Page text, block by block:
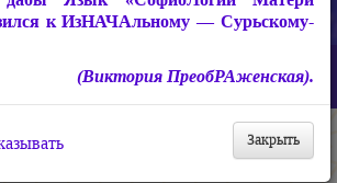
Поэзия Матери Мира
КАЛИМА Ночные Стихи
Ночные Стихи
к ИзНАЧАльному — Сурьскому-
(Виктория ПреобРАженская).
Закрыть